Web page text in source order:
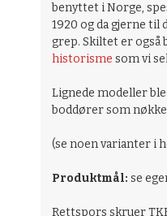
benyttet i Norge,
1920 og da gjerne til
grep. Skiltet er også
historismesom vi
Lignede modeller
boddører som
(se noen varianter i
Produktmål: se
Rettspors skruer